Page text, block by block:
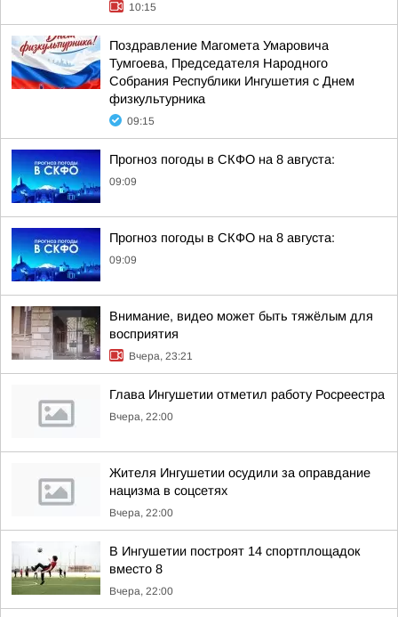
10:15
Поздравление Магомета Умаровича
Тумгоева, Председателя Народного
Собрания Республики Ингушетия с Днем
физкультурника
09:15
Прогноз погоды в СКФО на 8 августа:
09:09
Прогноз погоды в СКФО на 8 августа:
09:09
Внимание, видео может быть тяжёлым для
восприятия
Вчера, 23:21
Глава Ингушетии отметил работу Росреестра
Вчера, 22:00
Жителя Ингушетии осудили за оправдание
нацизма в соцсетях
Вчера, 22:00
В Ингушетии построят 14 спортплощадок
вместо 8
Вчера, 22:00